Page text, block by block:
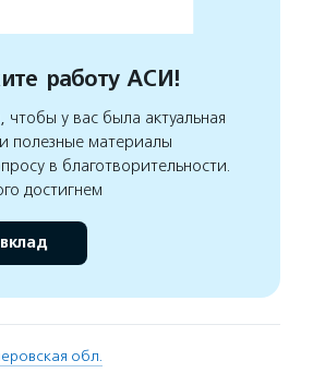
работу АСИ!
у вас была актуальная
полезные материалы
в благотворительности.
достигнем
обл.